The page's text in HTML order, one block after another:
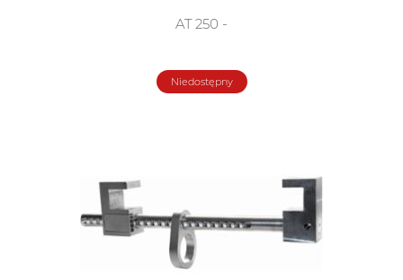
AT 250 -
Niedostępny